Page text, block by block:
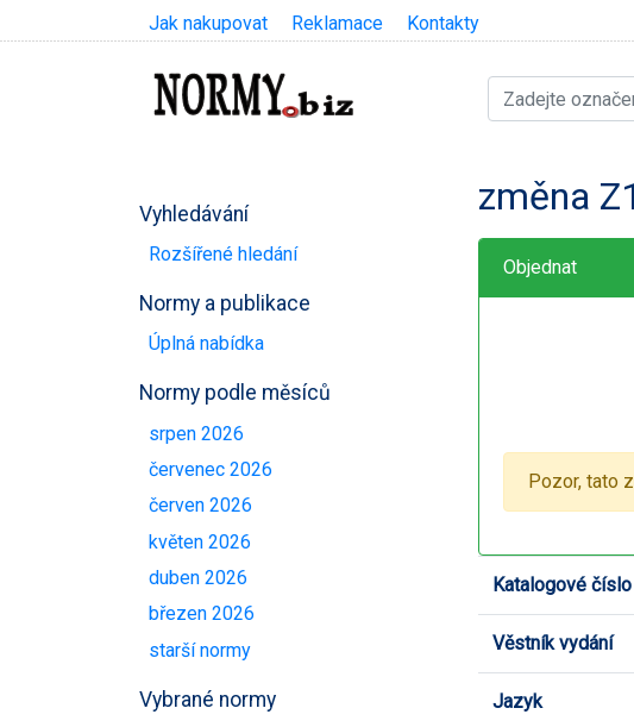
Jak nakupovat Reklamace Kontakty
Vyhledávání
Rozšířené hledání
Normy a publikace
Úplná nabídka
Normy podle měsíců
srpen 2026
červenec 2026
červen 2026
květen 2026
duben 2026
březen 2026
starší normy
Vybrané normy
změna
Objednat
Pozor, tato
Katalogové číslo
Věstník vydání
Jazyk